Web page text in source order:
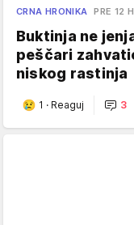
CRNA HRONIKA PRE 12 H
Buktinja ne
peščari
niskog rastinja
1 · Reaguj 3